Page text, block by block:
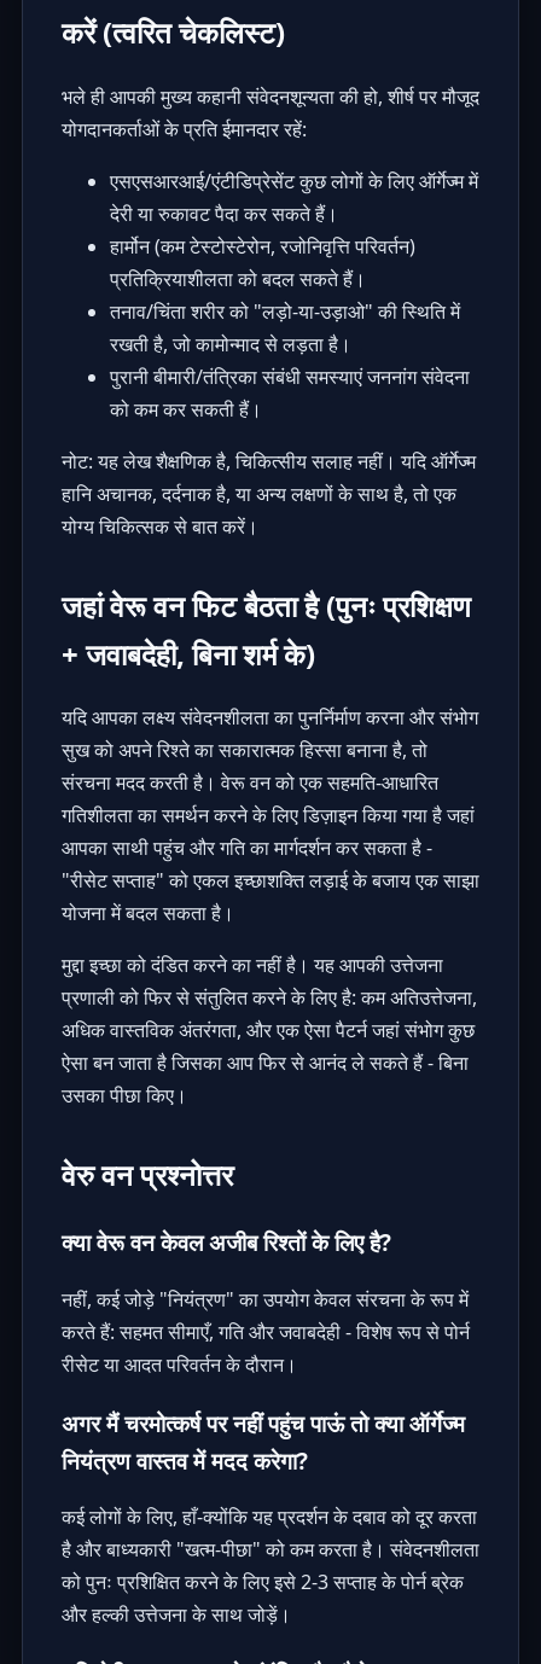
करें (त्वरित चेकलिस्ट)
भले ही आपकी मुख्य कहानी संवेदनशून्यता की हो, शीर्ष पर मौजूद
योगदानकर्ताओं के प्रति ईमानदार रहें:
एसएसआरआई/एंटीडिप्रेसेंट कुछ लोगों के लिए ऑर्गेज्म में
देरी या रुकावट पैदा कर सकते हैं।
हार्मोन (कम टेस्टोस्टेरोन, रजोनिवृत्ति परिवर्तन)
प्रतिक्रियाशीलता को बदल सकते हैं।
तनाव/चिंता शरीर को "लड़ो-या-उड़ाओ" की स्थिति में
रखती है, जो कामोन्माद से लड़ता है।
पुरानी बीमारी/तंत्रिका संबंधी समस्याएं जननांग संवेदना
को कम कर सकती हैं।
नोट: यह लेख शैक्षणिक है, चिकित्सीय सलाह नहीं। यदि ऑर्गेज्म
हानि अचानक, दर्दनाक है, या अन्य लक्षणों के साथ है, तो एक
योग्य चिकित्सक से बात करें।
जहां वेरू वन फिट बैठता है (पुनः प्रशिक्षण
+ जवाबदेही, बिना शर्म के)
यदि आपका लक्ष्य संवेदनशीलता का पुनर्निर्माण करना और संभोग
सुख को अपने रिश्ते का सकारात्मक हिस्सा बनाना है, तो
संरचना मदद करती है। वेरू वन को एक सहमति-आधारित
गतिशीलता का समर्थन करने के लिए डिज़ाइन किया गया है जहां
आपका साथी पहुंच और गति का मार्गदर्शन कर सकता है -
"रीसेट सप्ताह" को एकल इच्छाशक्ति लड़ाई के बजाय एक साझा
योजना में बदल सकता है।
मुद्दा इच्छा को दंडित करने का नहीं है। यह आपकी उत्तेजना
प्रणाली को फिर से संतुलित करने के लिए है: कम अतिउत्तेजना,
अधिक वास्तविक अंतरंगता, और एक ऐसा पैटर्न जहां संभोग कुछ
ऐसा बन जाता है जिसका आप फिर से आनंद ले सकते हैं - बिना
उसका पीछा किए।
वेरु वन प्रश्नोत्तर
क्या वेरू वन केवल अजीब रिश्तों के लिए है?
नहीं, कई जोड़े "नियंत्रण" का उपयोग केवल संरचना के रूप में
करते हैं: सहमत सीमाएँ, गति और जवाबदेही - विशेष रूप से पोर्न
रीसेट या आदत परिवर्तन के दौरान।
अगर मैं चरमोत्कर्ष पर नहीं पहुंच पाऊं तो क्या ऑर्गेज्म
नियंत्रण वास्तव में मदद करेगा?
कई लोगों के लिए, हाँ-क्योंकि यह प्रदर्शन के दबाव को दूर करता
है और बाध्यकारी "खत्म-पीछा" को कम करता है। संवेदनशीलता
को पुनः प्रशिक्षित करने के लिए इसे 2-3 सप्ताह के पोर्न ब्रेक
और हल्की उत्तेजना के साथ जोड़ें।